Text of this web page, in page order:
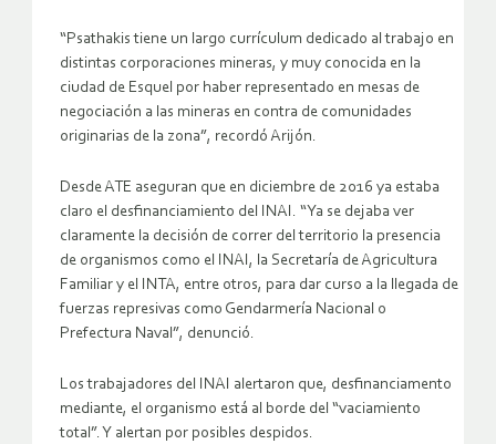
“Psathakis tiene un largo currículum dedicado al trabajo en
distintas corporaciones mineras, y muy conocida en la
ciudad de Esquel por haber representado en mesas de
negociación a las mineras en contra de comunidades
originarias de la zona”, recordó Arijón.
Desde ATE aseguran que en diciembre de 2016 ya estaba
claro el desfinanciamiento del INAI. “Ya se dejaba ver
claramente la decisión de correr del territorio la presencia
de organismos como el INAI, la Secretaría de Agricultura
Familiar y el INTA, entre otros, para dar curso a la llegada de
fuerzas represivas como Gendarmería Nacional o
Prefectura Naval”, denunció.
Los trabajadores del INAI alertaron que, desfinanciamento
mediante, el organismo está al borde del “vaciamiento
total”. Y alertan por posibles despidos.